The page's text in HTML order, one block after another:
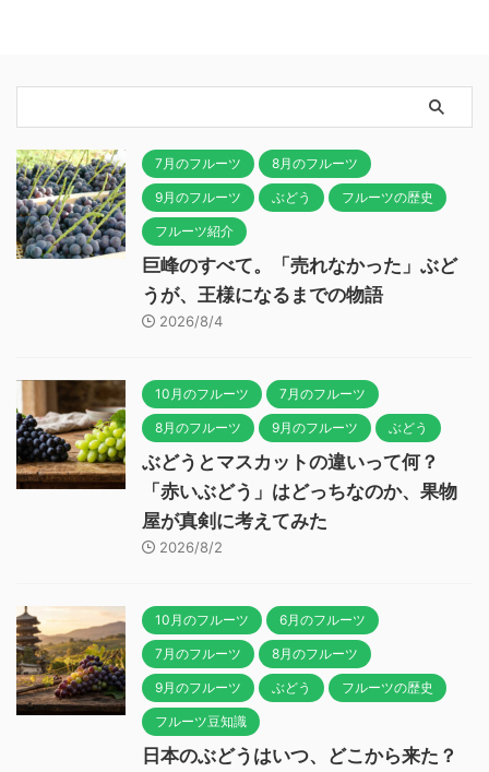
7月のフルーツ 8月のフルーツ
9月のフルーツ ぶどう フルーツの歴史
フルーツ紹介
巨峰のすべて。「売れなかった」ぶど
うが、王様になるまでの物語
2026/8/4
10月のフルーツ 7月のフルーツ
8月のフルーツ 9月のフルーツ ぶどう
ぶどうとマスカットの違いって何？
「赤いぶどう」はどっちなのか、果物
屋が真剣に考えてみた
2026/8/2
10月のフルーツ 6月のフルーツ
7月のフルーツ 8月のフルーツ
9月のフルーツ ぶどう フルーツの歴史
フルーツ豆知識
日本のぶどうはいつ、どこから来た？